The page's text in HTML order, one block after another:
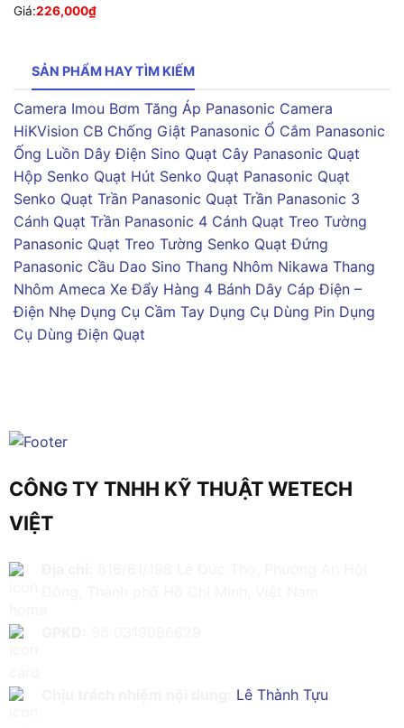
Giá:226,000₫
SẢN PHẨM HAY TÌM KIẾM
Camera Imou Bơm Tăng Áp Panasonic Camera
HiKVision CB Chống Giật Panasonic Ổ Cắm Panasonic
Ống Luồn Dây Điện Sino Quạt Cây Panasonic Quạt
Hộp Senko Quạt Hút Senko Quạt Panasonic Quạt
Senko Quạt Trần Panasonic Quạt Trần Panasonic 3
Cánh Quạt Trần Panasonic 4 Cánh Quạt Treo Tường
Panasonic Quạt Treo Tường Senko Quạt Đứng
Panasonic Cầu Dao Sino Thang Nhôm Nikawa Thang
Nhôm Ameca Xe Đẩy Hàng 4 Bánh Dây Cáp Điện –
Điện Nhẹ Dụng Cụ Cầm Tay Dụng Cụ Dùng Pin Dụng
Cụ Dùng Điện Quạt
CÔNG TY TNHH KỸ THUẬT WETECH
VIỆT
Lê Thành Tựu